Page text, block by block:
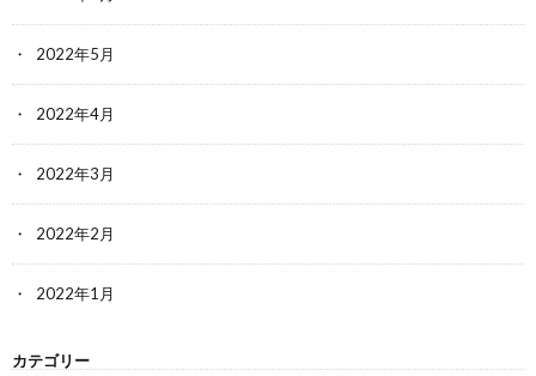
2022年5月
2022年4月
2022年3月
2022年2月
2022年1月
カテゴリー